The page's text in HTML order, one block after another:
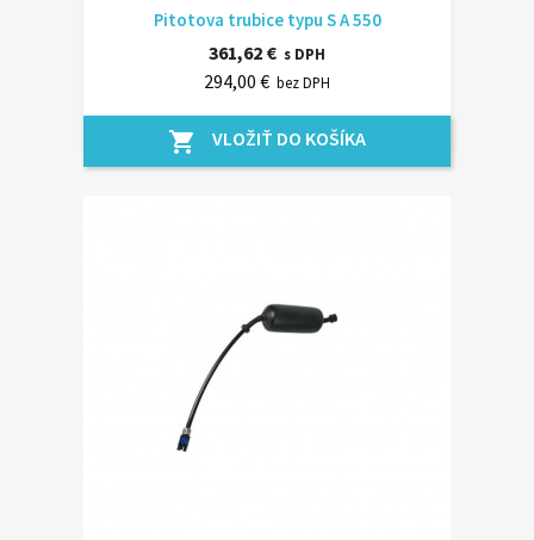
Pitotova trubice typu S A 550
361,62 € s DPH
294,00 € bez DPH
shopping_cart VLOŽIŤ DO KOŠÍKA